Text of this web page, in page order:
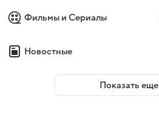
Фильмы и Сериалы
Новостные
Показать еще